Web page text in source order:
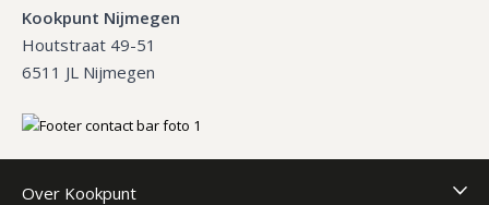
Kookpunt Nijmegen
Houtstraat 49-51
6511 JL Nijmegen
Over Kookpunt